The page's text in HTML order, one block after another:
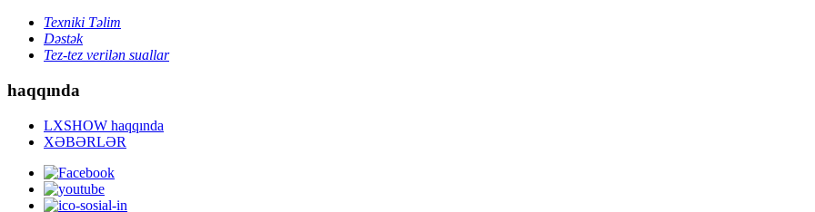
Texniki Təlim
Dəstək
Tez-tez verilən suallar
haqqında
LXSHOW haqqında
XƏBƏRLƏR